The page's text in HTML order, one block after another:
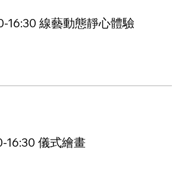
16:30 線藝動態靜心體驗
16:30 儀式繪畫